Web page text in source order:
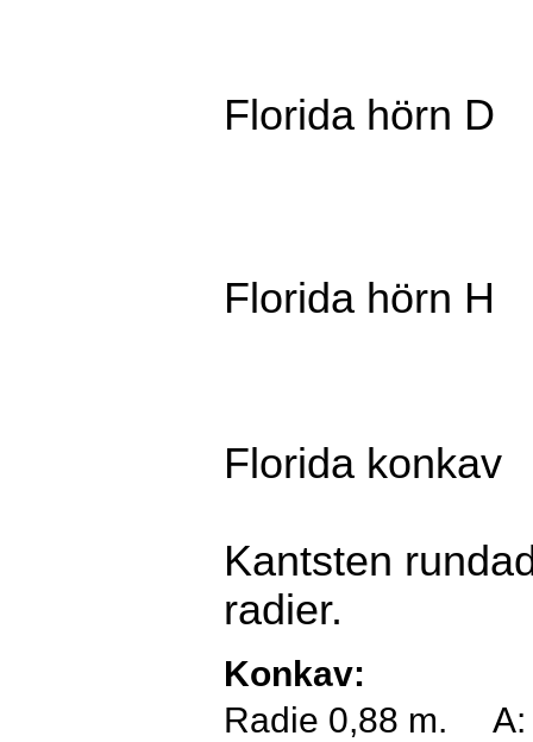
Florida hörn D
Florida hörn H
Florida konkav
Kantsten
radier.
Konkav:
Radie 0,88 m.